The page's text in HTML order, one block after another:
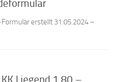
erstellt 31.05.2024 –
Liegend 1.80 –